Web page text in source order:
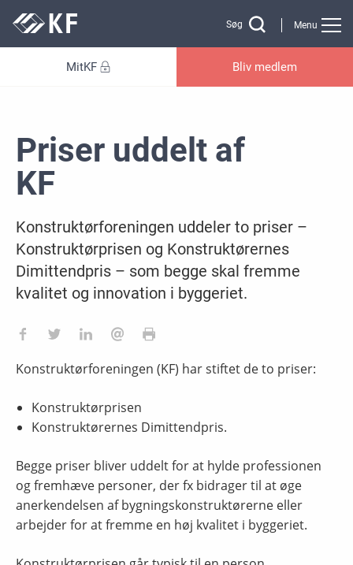
Menu
Søg
MitKF Bliv medlem
Priser uddelt af
KF
Konstruktørforeningen uddeler to priser –
Konstruktørprisen og Konstruktørernes
Dimittendpris – som begge skal fremme
kvalitet og innovation i byggeriet.
Konstruktørforeningen (KF) har stiftet de to priser:
Konstruktørprisen
Konstruktørernes Dimittendpris.
Begge priser bliver uddelt for at hylde professionen
og fremhæve personer, der fx bidrager til at øge
anerkendelsen af bygningskonstruktørerne eller
arbejder for at fremme en høj kvalitet i byggeriet.